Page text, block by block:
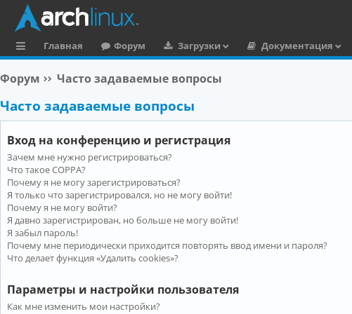
ы
л
Главная Форум Загрузки
Документация
Форум Часто задаваемые вопросы
Часто задаваемые вопросы
Вход на конференцию и регистрация
Зачем мне нужно регистрироваться?
Что такое COPPA?
Почему я не могу зарегистрироваться?
Я только что зарегистрировался, но не могу войти!
Почему я не могу войти?
Я давно зарегистрирован, но больше не могу войти!
Я забыл пароль!
Почему мне периодически приходится повторять ввод имени и пароля?
Что делает функция «Удалить cookies»?
Параметры и настройки пользователя
Как мне изменить мои настройки?